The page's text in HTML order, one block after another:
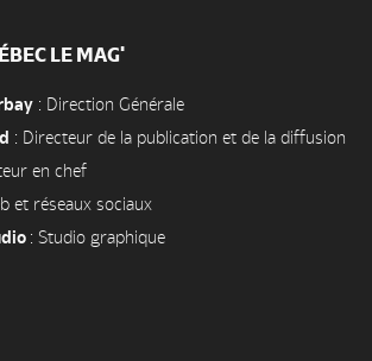
LE MAG'
: Direction Générale
: Directeur de la publication et de la diffusion
en chef
et réseaux sociaux
: Studio graphique